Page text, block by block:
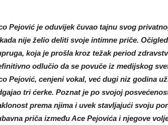
Pejović je oduvijek čuvao tajnu svog
nije želio deliti svoje intimne priče.
koja je prošla kroz težak period
odlučio da se povuče iz medijskog
Pejović, cenjeni vokal, već dugi niz godina
tri ćerke. Poznat je po svojoj
prema njima i uvek stavljajući svoju
priča između Ace Pejovića i njegove